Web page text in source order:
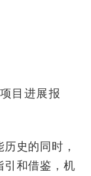
目进展报
史的同时，
引和借鉴，机